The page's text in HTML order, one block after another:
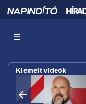
Kiemelt videók